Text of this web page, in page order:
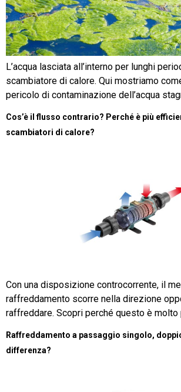
L’acqua lasciata all’interno per lunghi
scambiatore di calore. Qui mostriamo
pericolo di contaminazione dell’acqua
Cos’è il flusso contrario? Perché è più
scambiatori di calore?
Con una disposizione controcorrente, il
raffreddamento scorre nella direzione
raffreddare. Scopri perché questo è molto
Raffreddamento a passaggio singolo,
differenza?